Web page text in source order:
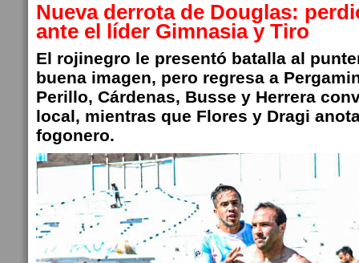
Nueva derrota de Douglas:
ante el líder Gimnasia y Tiro
El rojinegro le presentó batalla al
buena imagen, pero regresa a
Perillo, Cárdenas, Busse y Herrera
local, mientras que Flores y Dragi
fogonero.